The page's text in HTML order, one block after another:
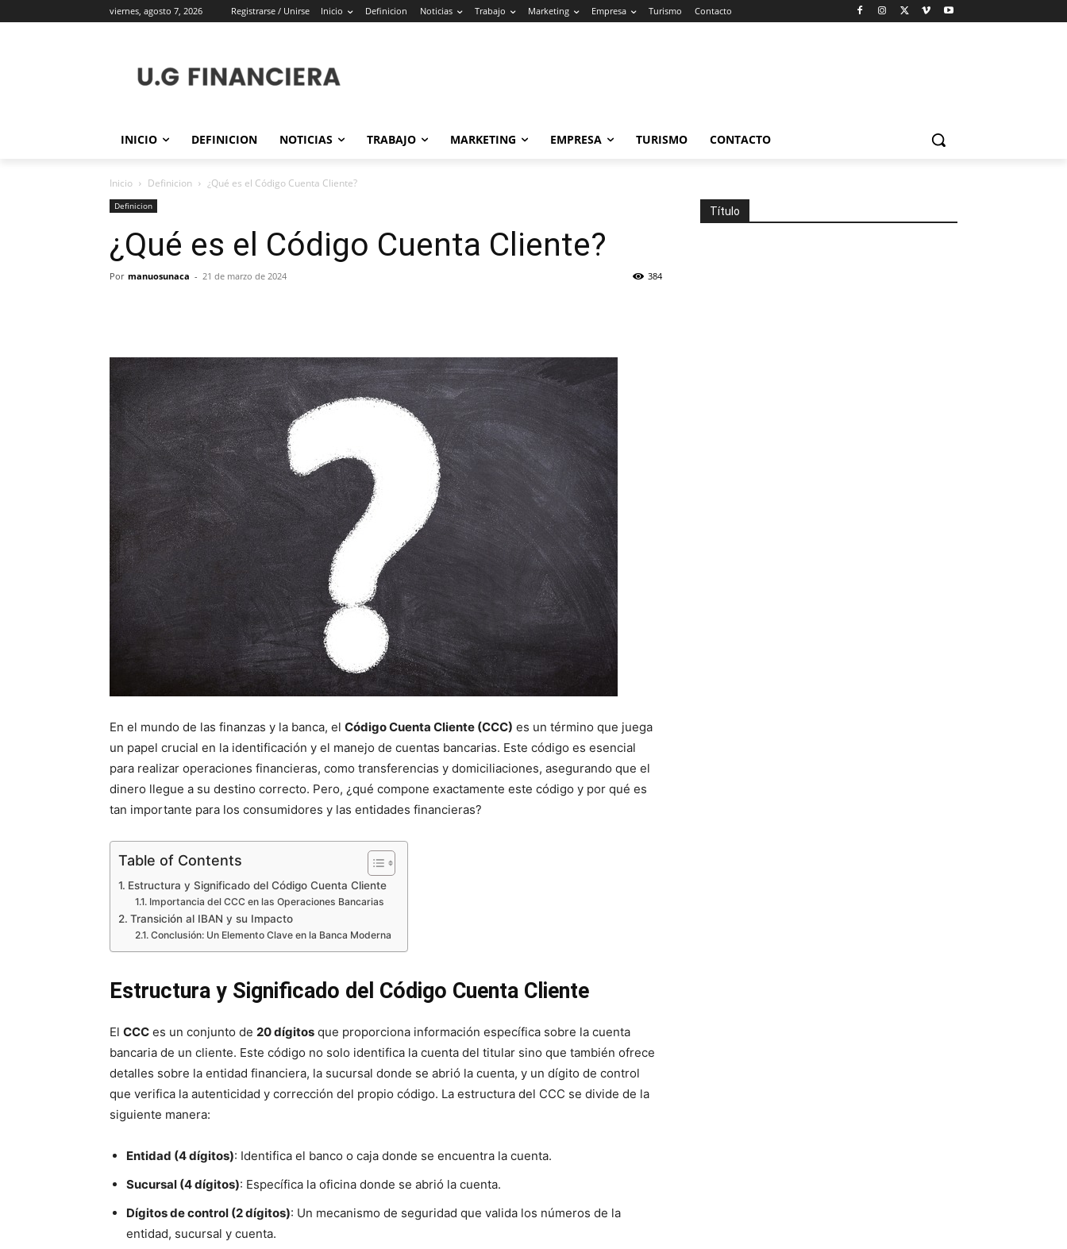
viernes, agosto 7, 2026 Registrarse / Unirse Inicio Definicion Noticias Trabajo Marketing Empresa Turismo Contacto
INICIO DEFINICION NOTICIAS TRABAJO MARKETING EMPRESA TURISMO CONTACTO
Inicio Definicion ¿Qué es el Código Cuenta Cliente?
Definicion
¿Qué es el Código Cuenta Cliente?
Por manuosunaca - 21 de marzo de 2024 384
En el mundo de las finanzas y la banca, el Código Cuenta Cliente (CCC) es un término que juega
un papel crucial en la identificación y el manejo de cuentas bancarias. Este código es esencial
para realizar operaciones financieras, como transferencias y domiciliaciones, asegurando que el
dinero llegue a su destino correcto. Pero, ¿qué compone exactamente este código y por qué es
tan importante para los consumidores y las entidades financieras?
Table of Contents
Estructura y Significado del Código Cuenta Cliente
Importancia del CCC en las Operaciones Bancarias
Transición al IBAN y su Impacto
Conclusión: Un Elemento Clave en la Banca Moderna
Estructura y Significado del Código Cuenta Cliente
El CCC es un conjunto de 20 dígitos que proporciona información específica sobre la cuenta
bancaria de un cliente. Este código no solo identifica la cuenta del titular sino que también ofrece
detalles sobre la entidad financiera, la sucursal donde se abrió la cuenta, y un dígito de control
que verifica la autenticidad y corrección del propio código. La estructura del CCC se divide de la
siguiente manera:
Entidad (4 dígitos): Identifica el banco o caja donde se encuentra la cuenta.
Sucursal (4 dígitos): Específica la oficina donde se abrió la cuenta.
Dígitos de control (2 dígitos): Un mecanismo de seguridad que valida los números de la
entidad, sucursal y cuenta.
Título